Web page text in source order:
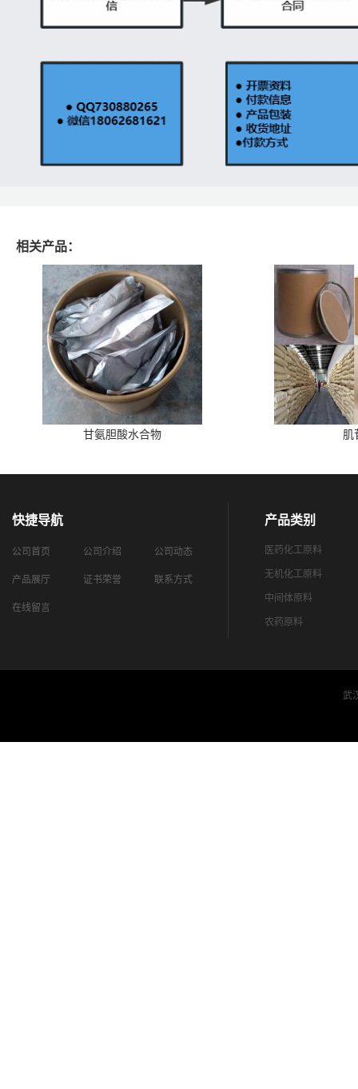
相关产品：
甘氨胆酸水合物 肌
快捷导航
公司首页 公司介绍 公司动态
产品展厅 证书荣誉 联系方式
在线留言
产品类别
医药化工原料
无机化工原料
中间体原料
农药原料
武